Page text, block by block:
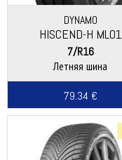
DYNAMO
HISCEND-H ML01
7/R16
Летняя шина
79.34 €